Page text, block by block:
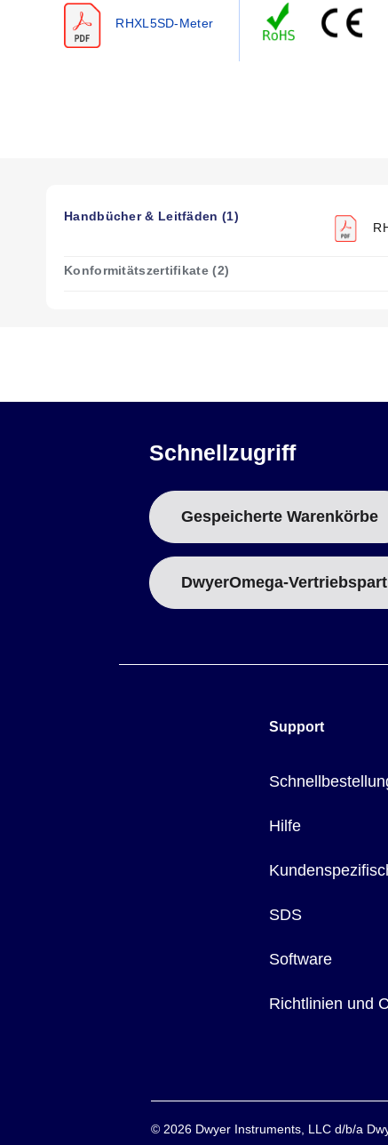
RHXL5SD-Meter
Handbücher & Leitfäden (1)
Konformitätszertifikate (2)
Schnellzugriff
Gespeicherte Warenkörbe
DwyerOmega-
Support
Hilfe
SDS
Software
Richtlinien und
© 2026 Dwyer Instruments, LLC d/b/a